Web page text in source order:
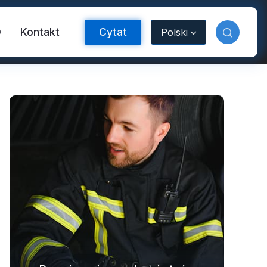
Kontakt Cytat Polski
odblaskowa FR